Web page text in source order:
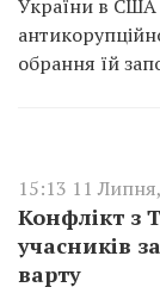
України в США
обрання їй
15:13 11
Конфлікт з
учасників
варту